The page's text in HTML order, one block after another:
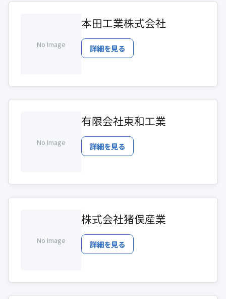
No Image
本田工業株式会社
詳細を見る
No Image
有限会社東和工業
詳細を見る
No Image
株式会社猪俣産業
詳細を見る